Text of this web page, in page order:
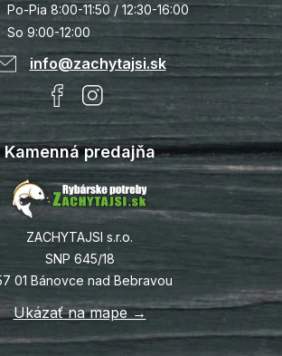
Po-Pia 8:00-11:50 / 12:30-16:00
So 9:00-12:00
info@zachytajsi.sk
Kamenná predajňa
ZACHYTAJSI s.r.o.
SNP 645/18
01 Bánovce nad Bebravou
Ukázať na mape →